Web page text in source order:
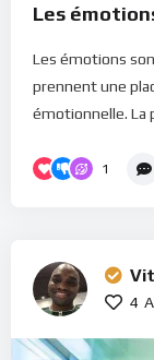
Les
Les émotions
prennent une
émotionnelle. La
1
4